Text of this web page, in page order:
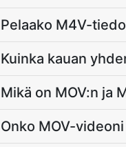
Pelaako M4V-
Kuinka kauan
Mikä on MOV:n ja
Onko MOV-